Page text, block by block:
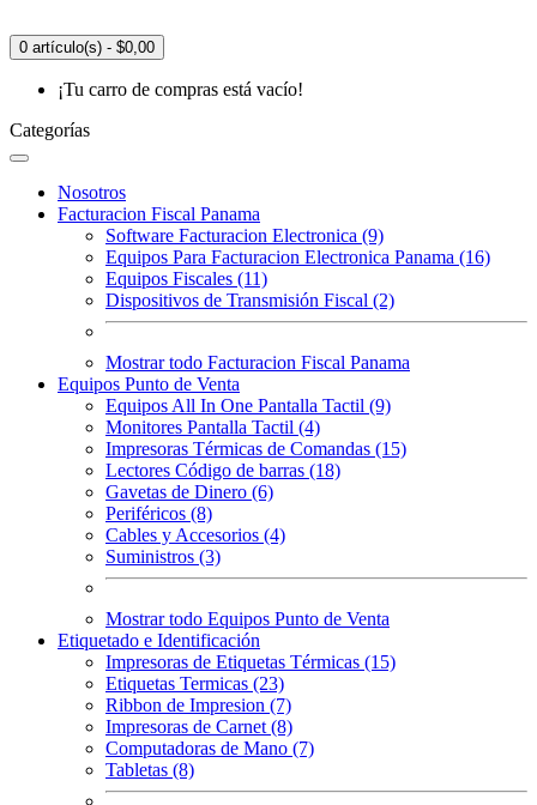
0 artículo(s) - $0,00
¡Tu carro de compras está vacío!
Categorías
Nosotros
Facturacion Fiscal Panama
Software Facturacion Electronica (9)
Equipos Para Facturacion Electronica Panama (16)
Equipos Fiscales (11)
Dispositivos de Transmisión Fiscal (2)
Mostrar todo Facturacion Fiscal Panama
Equipos Punto de Venta
Equipos All In One Pantalla Tactil (9)
Monitores Pantalla Tactil (4)
Impresoras Térmicas de Comandas (15)
Lectores Código de barras (18)
Gavetas de Dinero (6)
Periféricos (8)
Cables y Accesorios (4)
Suministros (3)
Mostrar todo Equipos Punto de Venta
Etiquetado e Identificación
Impresoras de Etiquetas Térmicas (15)
Etiquetas Termicas (23)
Ribbon de Impresion (7)
Impresoras de Carnet (8)
Computadoras de Mano (7)
Tabletas (8)